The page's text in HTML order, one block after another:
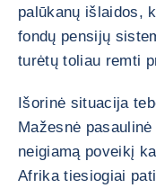
palūkanų išlaidos,
fondų pensijų
turėtų toliau remti
Išorinė situacija
Mažesnė
neigiamą poveikį
Afrika tiesiogiai